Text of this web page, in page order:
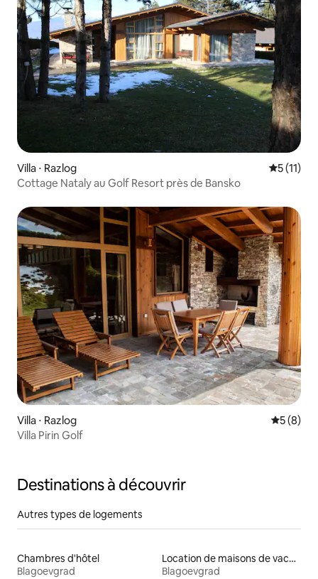
Villa ⋅ Razlog
5 (11)
Cottage Nataly au Golf Resort près de Bansko
Villa ⋅ Razlog
5 (8)
Villa Pirin Golf
Destinations à découvrir
Autres types de logements
Chambres d'hôtel
Blagoevgrad
Location de maisons de vacances
Blagoevgrad